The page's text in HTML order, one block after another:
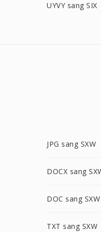
UYVY sang SIX
JPG sang SXW
DOCX sang
DOC sang SXW
TXT sang SXW